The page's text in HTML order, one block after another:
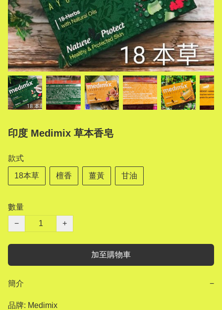
印度 Medimix 草本香皂
款式
18本草 檀香 薑黃 甘油
數量
−
+
加至購物車
簡介 −
品牌: Medimix